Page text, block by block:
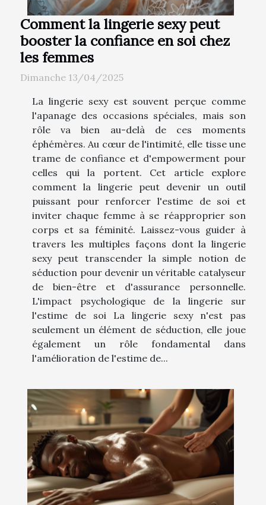
Comment la lingerie sexy peut
booster la confiance en soi chez
les femmes
Dimanche 13/04/2025
La lingerie sexy est souvent perçue comme
l'apanage des occasions spéciales, mais son
rôle va bien au-delà de ces moments
éphémères. Au cœur de l'intimité, elle tisse une
trame de confiance et d'empowerment pour
celles qui la portent. Cet article explore
comment la lingerie peut devenir un outil
puissant pour renforcer l'estime de soi et
inviter chaque femme à se réapproprier son
corps et sa féminité. Laissez-vous guider à
travers les multiples façons dont la lingerie
sexy peut transcender la simple notion de
séduction pour devenir un véritable catalyseur
de bien-être et d'assurance personnelle.
L'impact psychologique de la lingerie sur
l'estime de soi La lingerie sexy n'est pas
seulement un élément de séduction, elle joue
également un rôle fondamental dans
l'amélioration de l'estime de...